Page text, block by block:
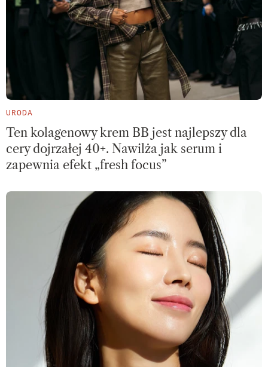
URODA
Ten kolagenowy krem BB jest najlepszy dla
cery dojrzałej 40+. Nawilża jak serum i
zapewnia efekt „fresh focus”